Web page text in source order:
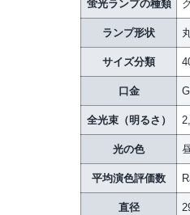
蛍光ランプの種類
ランプ形状
サイズ分類
口金
全光束（明るさ）
光の色
平均演色評価数
直径